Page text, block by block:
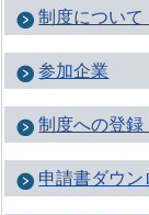
制度について
参加企業
制度への登録
申請書ダウン